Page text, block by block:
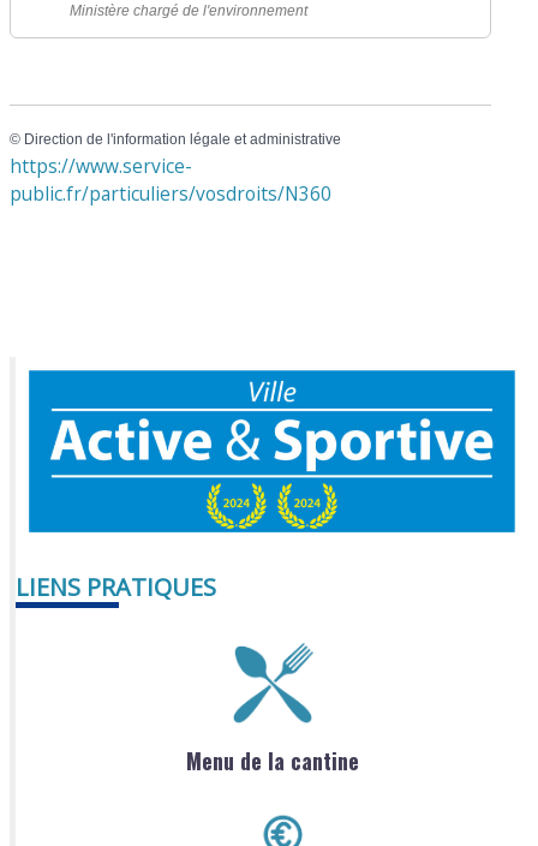
Ministère chargé de l'environnement
© Direction de l'information légale et administrative
https://www.service-
public.fr/particuliers/vosdroits/N360
LIENS PRATIQUES
Menu de la cantine